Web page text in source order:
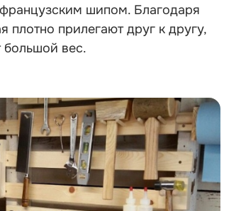
шипом. Благодаря
прилегают друг к другу,
большой вес.